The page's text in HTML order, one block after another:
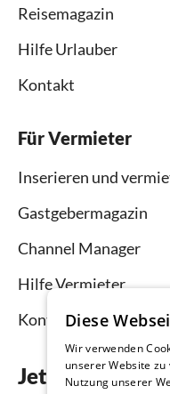
Reisemagazin
Hilfe Urlauber
Kontakt
Für Vermieter
Inserieren und
Gastgebermagazin
Channel Manager
Hilfe Vermieter
Kontakt
Jetzt die App
Diese
Wir verwenden
unserer Website
Nutzung unserer